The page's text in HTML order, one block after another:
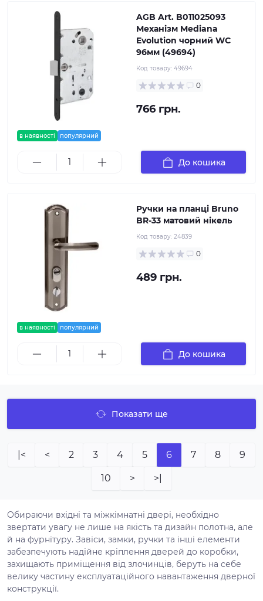
в наявності популярний
AGB Art. B011025093
Механізм Mediana
Evolution чорний WC
96мм (49694)
Код товару: 49694
0
766 грн.
До кошика
в наявності популярний
Pучки на планці Bruno
BR-33 матовий нікель
Код товару: 24839
0
489 грн.
До кошика
Показати ще
|< < 2 3 4 5 6 7 8 9
10 > >|
Обираючи вхідні та міжкімнатні двері, необхідно
звертати увагу не лише на якість та дизайн полотна, але
й на фурнітуру. Завіси, замки, ручки та інші елементи
забезпечують надійне кріплення дверей до коробки,
захищають приміщення від злочинців, беруть на себе
велику частину експлуатаційного навантаження дверної
конструкції.